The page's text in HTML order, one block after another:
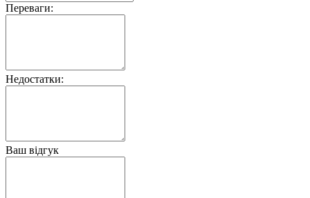
Переваги:
Недостатки:
Ваш відгук